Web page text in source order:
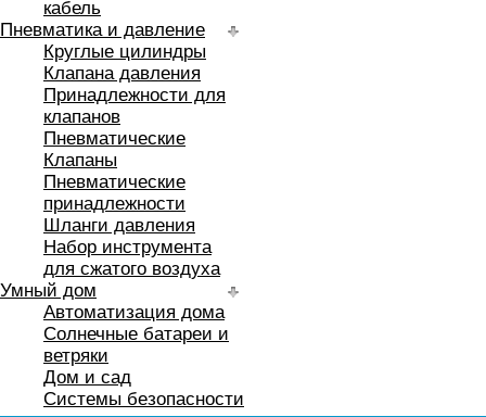
кабель
Пневматика и давление
Круглые цилиндры
Клапана давления
Принадлежности для
клапанов
Пневматические
Клапаны
Пневматические
принадлежности
Шланги давления
Набор инструмента
для сжатого воздуха
Умный дом
Автоматизация дома
Солнечные батареи и
ветряки
Дом и сад
Системы безопасности